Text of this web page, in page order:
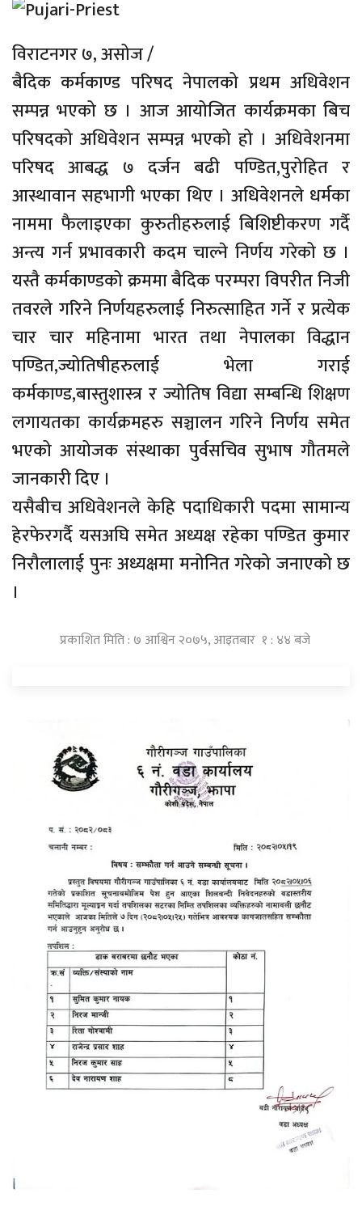
विराटनगर ७, असोज /
बैदिक कर्मकाण्ड परिषद नेपालको प्रथम अधिवेशन
सम्पन्न भएको छ । आज आयोजित कार्यक्रमका बिच
परिषदको अधिवेशन सम्पन्न भएको हो । अधिवेशनमा
परिषद आबद्ध ७ दर्जन बढी पण्डित,पुरोहित र
आस्थावान सहभागी भएका थिए । अधिवेशनले धर्मका
नाममा फैलाइएका कुरुतीहरुलाई बिशिष्टीकरण गर्दै
अन्त्य गर्न प्रभावकारी कदम चाल्ने निर्णय गरेको छ ।
यस्तै कर्मकाण्डको क्रममा बैदिक परम्परा विपरीत निजी
तवरले गरिने निर्णयहरुलाई निरुत्साहित गर्ने र प्रत्येक
चार चार महिनामा भारत तथा नेपालका विद्धान
पण्डित,ज्योतिषीहरुलाई भेला गराई
कर्मकाण्ड,बास्तुशास्त्र र ज्योतिष विद्या सम्बन्धि शिक्षण
लगायतका कार्यक्रमहरु सञ्चालन गरिने निर्णय समेत
भएको आयोजक संस्थाका पुर्वसचिव सुभाष गौतमले
जानकारी दिए ।
यसैबीच अधिवेशनले केहि पदाधिकारी पदमा सामान्य
हेरफेरगर्दै यसअघि समेत अध्यक्ष रहेका पण्डित कुमार
निरौलालाई पुनः अध्यक्षमा मनोनित गरेको जनाएको छ
।
प्रकाशित मिति : ७ आश्विन २०७५, आइतबार १ : ४४ बजे